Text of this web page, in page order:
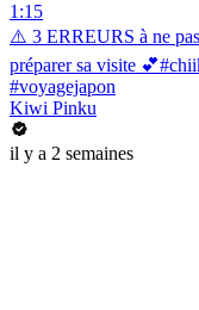
1:15
⚠️ 3 ERREURS à ne
préparer sa visite
#voyagejapon
Kiwi Pinku
il y a 2 semaines